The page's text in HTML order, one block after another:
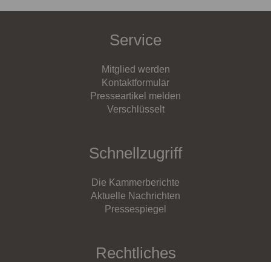
Service
Mitglied werden
Kontaktformular
Presseartikel melden
Verschlüsselt
Schnellzugriff
Die Kammerberichte
Aktuelle Nachrichten
Pressespiegel
Rechtliches